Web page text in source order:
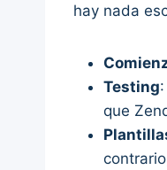
hay nada
Testing
que